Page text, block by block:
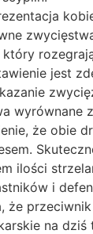
który
jest
wyrównane
że obie
ilości
i
że
na